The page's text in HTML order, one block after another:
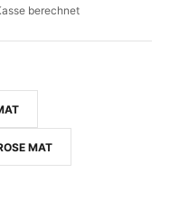
berechnet
MAT